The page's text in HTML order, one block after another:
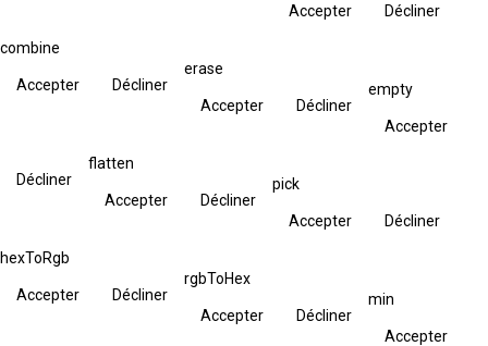
Accepter Décliner
combine
Accepter Décliner
erase
Accepter Décliner
empty
Accepter
Décliner
flatten
Accepter Décliner
pick
Accepter Décliner
hexToRgb
Accepter Décliner
rgbToHex
Accepter Décliner
min
Accepter